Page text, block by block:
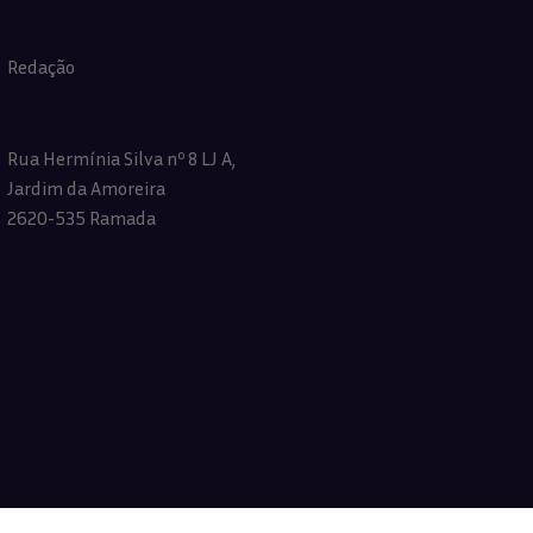
Redação
Rua Hermínia Silva nº 8 LJ A,
Jardim da Amoreira
2620-535 Ramada